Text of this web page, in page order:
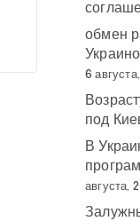
обмен
6
под
В
августа,